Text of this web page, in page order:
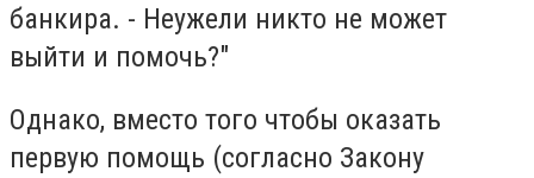
банкира. - Неужели никто не может
выйти и помочь?"
Однако, вместо того чтобы оказать
первую помощь (согласно Закону